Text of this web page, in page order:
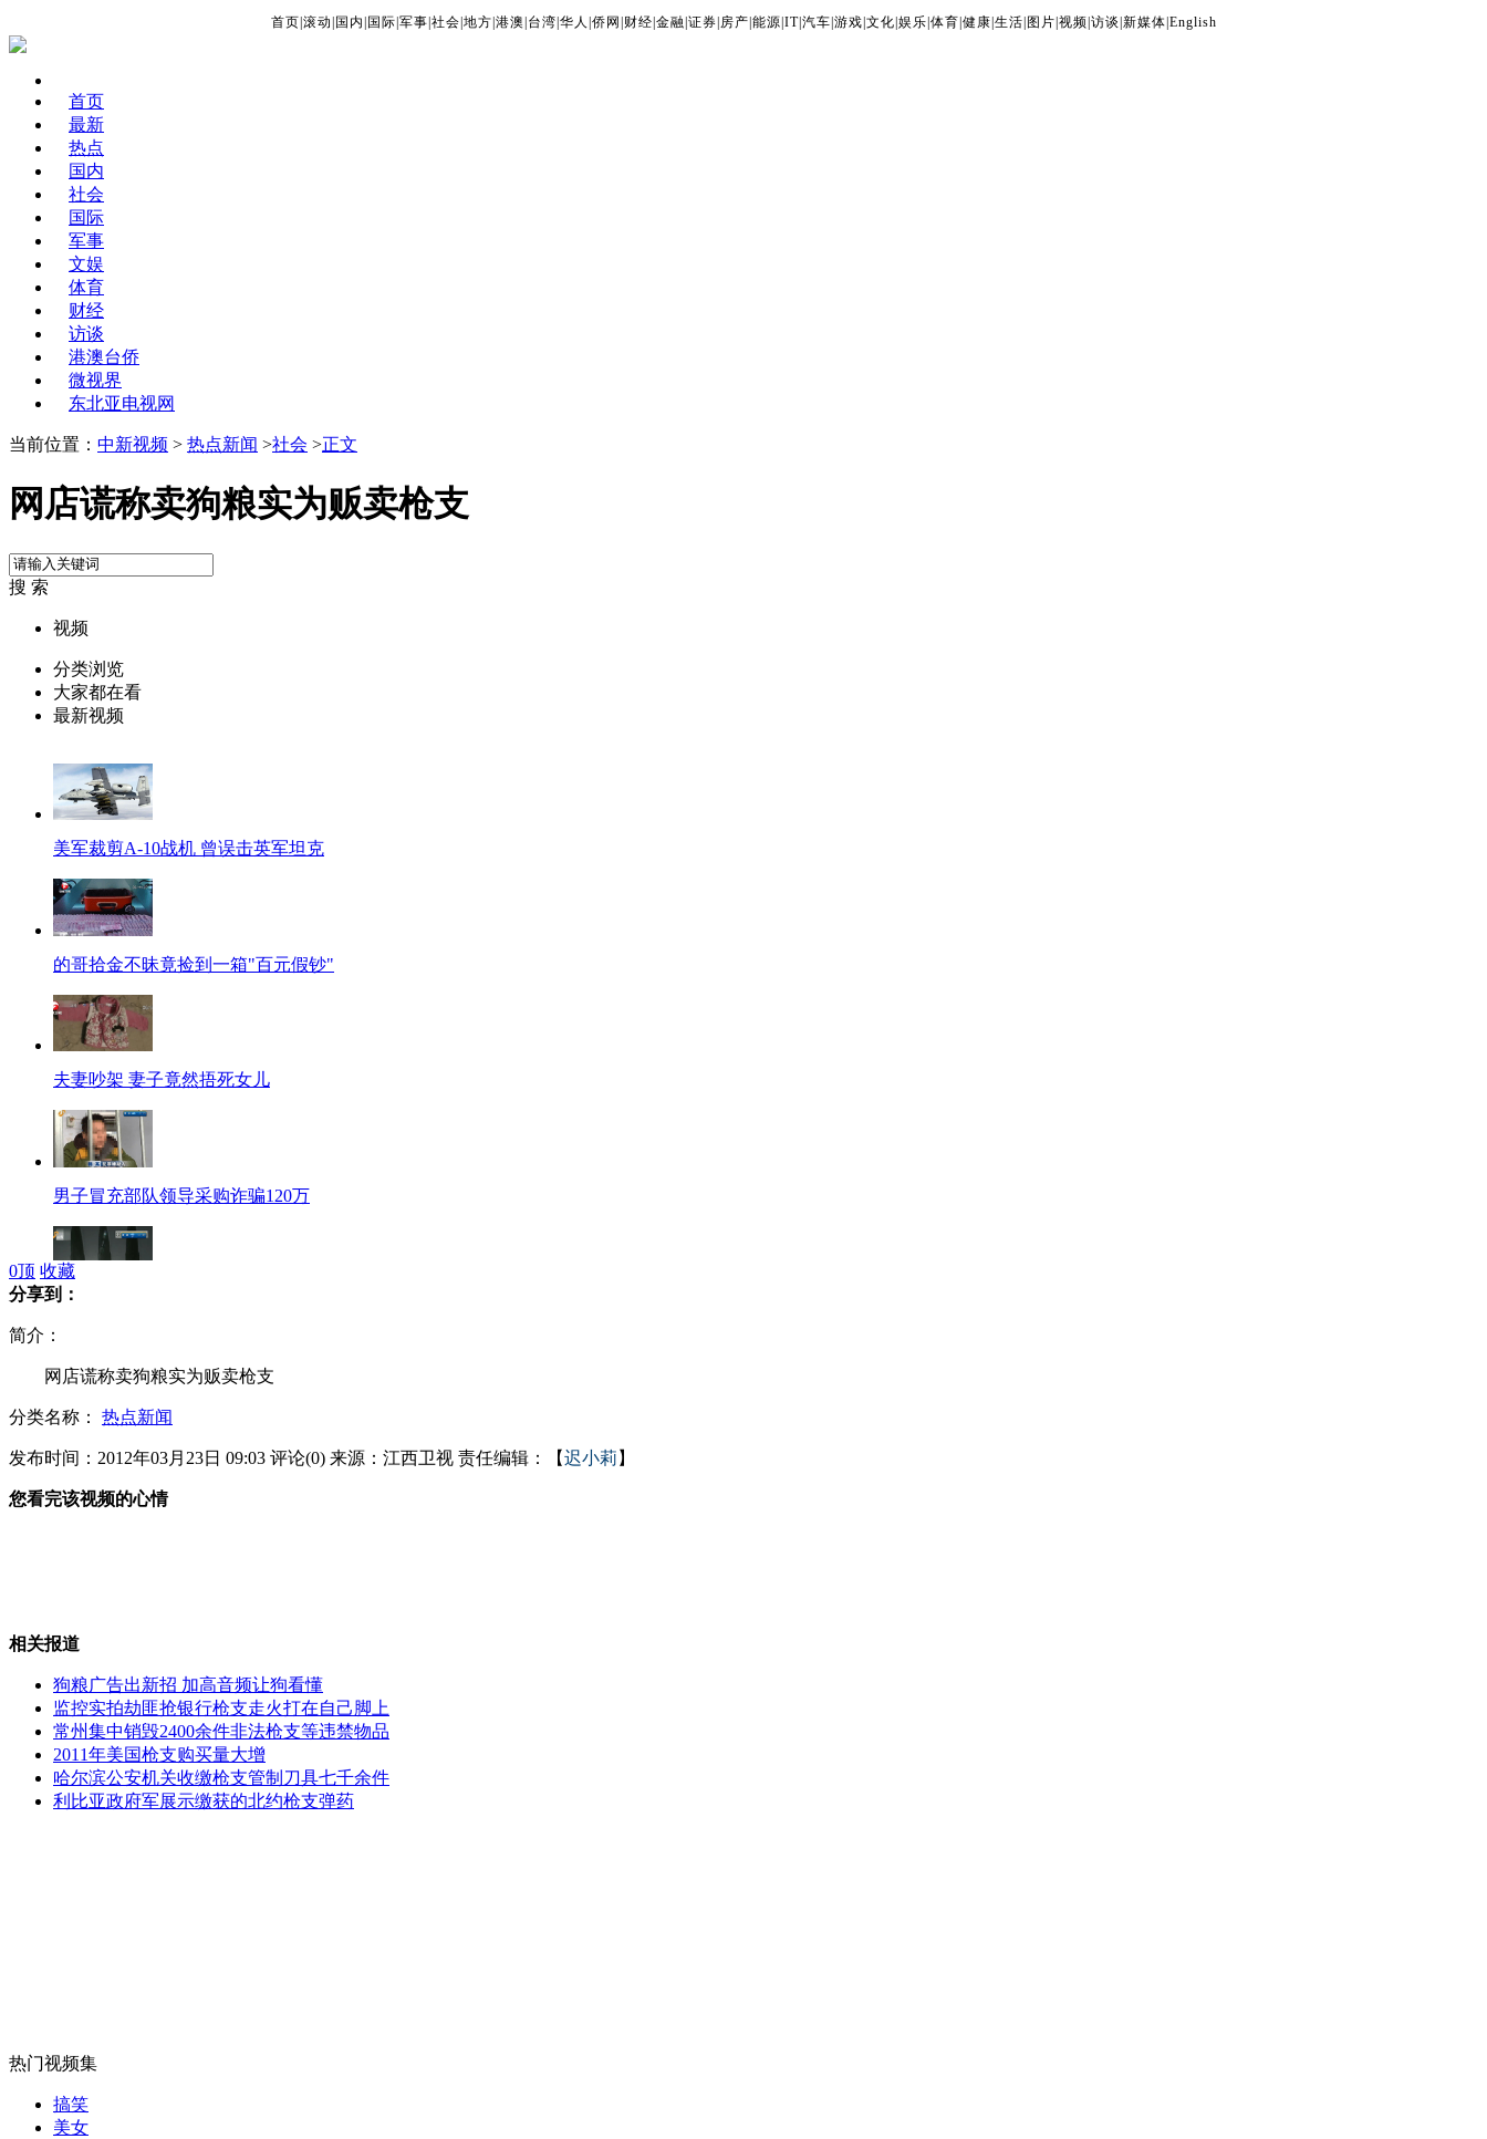
首页 滚动 国内 国际 军事 社会 地方 港澳 台湾 华人 侨网 财经 金融 证券 房产 能源 IT| 汽车 游戏 文化 娱乐 体育 健康 生活 图片 视频 访谈 新媒体 English
首页
最新
热点
国内
社会
国际
军事
文娱
体育
财经
访谈
港澳台侨
微视界
东北亚电视网
当前位置： 中新视频 > 热点新闻 >社会 >正文
网店谎称卖狗粮实为贩卖枪支
搜 索
视频
分类浏览
大家都在看
最新视频
美军裁剪A-10战机 曾误击英军坦克
的哥拾金不昧竟捡到一箱"百元假钞"
夫妻吵架 妻子竟然捂死女儿
男子冒充部队领导采购诈骗120万
PM2.5颗粒物种类达三万多种
世界重量级拳王泰森进军演艺圈
<泰坦尼克号>当年拍摄花絮曝光
0顶 收藏
分享到：
简介：
网店谎称卖狗粮实为贩卖枪支
分类名称： 热点新闻
发布时间：2012年03月23日 09:03 评论(0) 来源：江西卫视 责任编辑：【迟小莉 】
您看完该视频的心情
相关报道
狗粮广告出新招 加高音频让狗看懂
监控实拍劫匪抢银行枪支走火打在自己脚上
常州集中销毁2400余件非法枪支等违禁物品
2011年美国枪支购买量大增
哈尔滨公安机关收缴枪支管制刀具七千余件
利比亚政府军展示缴获的北约枪支弹药
热门视频集
搞笑
美女